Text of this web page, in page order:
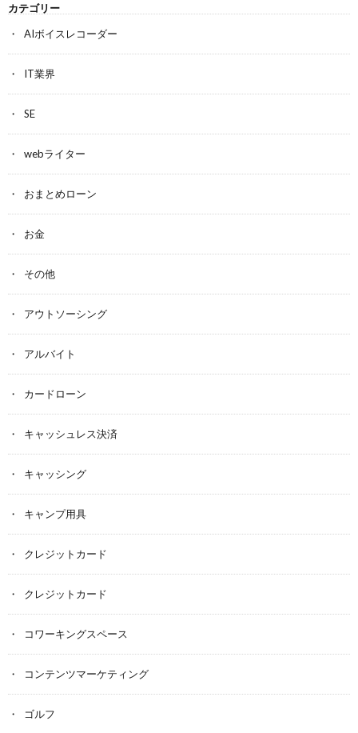
カテゴリー
AIボイスレコーダー
IT業界
SE
webライター
おまとめローン
お金
その他
アウトソーシング
アルバイト
カードローン
キャッシュレス決済
キャッシング
キャンプ用具
クレジットカード
クレジットカード
コワーキングスペース
コンテンツマーケティング
ゴルフ